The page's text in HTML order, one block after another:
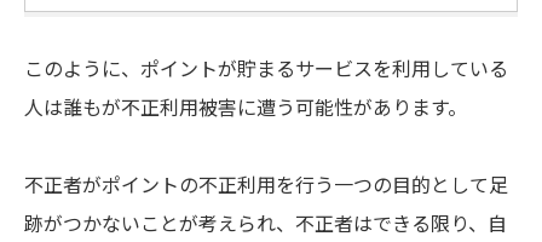
このように、ポイントが貯まるサービスを利用している
人は誰もが不正利用被害に遭う可能性があります。
不正者がポイントの不正利用を行う一つの目的として足
跡がつかないことが考えられ、不正者はできる限り、自